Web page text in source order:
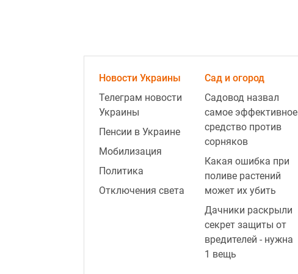
Новости Украины
Телеграм новости
Украины
Пенсии в Украине
Мобилизация
Политика
Отключения света
Сад и огород
Садовод назвал
самое эффективное
средство против
сорняков
Какая ошибка при
поливе растений
может их убить
Дачники раскрыли
секрет защиты от
вредителей - нужна
1 вещь